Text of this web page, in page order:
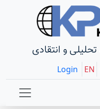
و انتقادی
Login EN